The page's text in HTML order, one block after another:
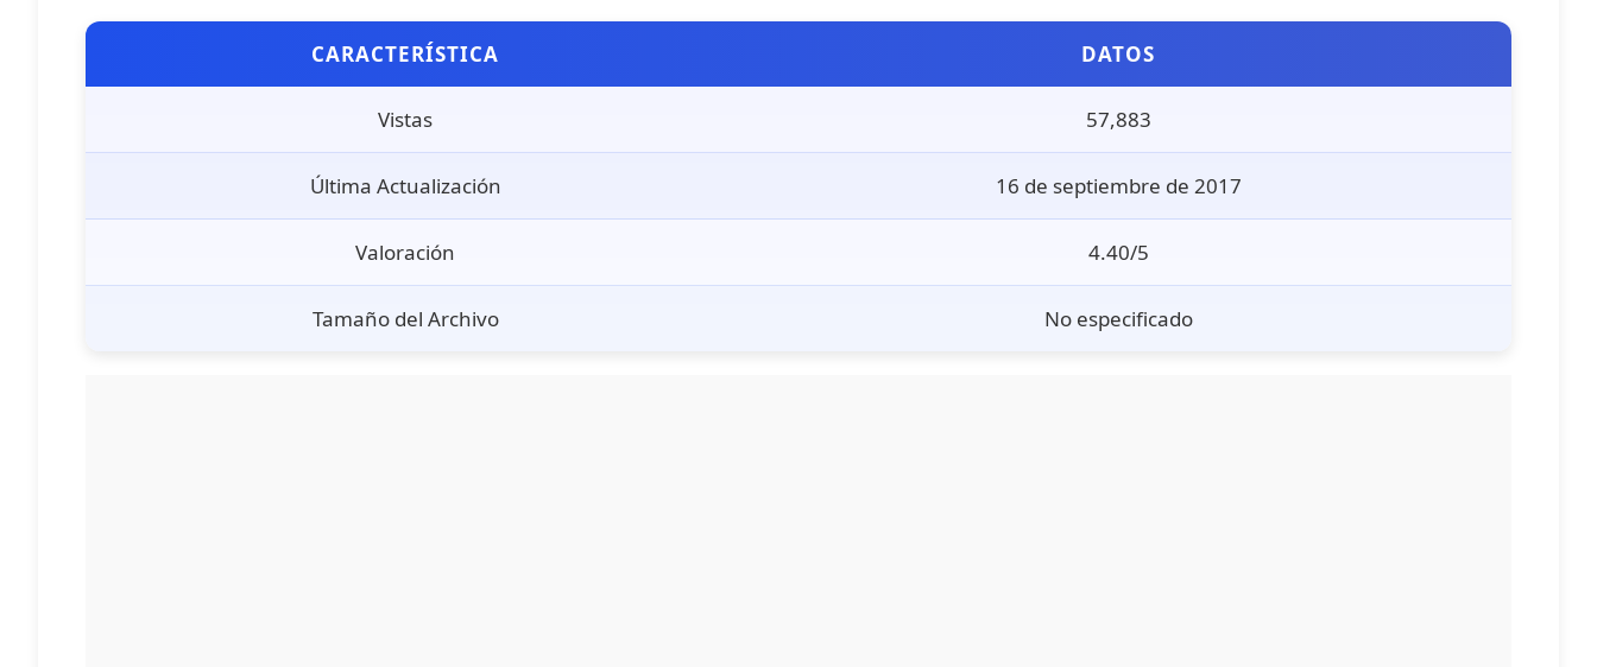
CARACTERÍSTICA DATOS
Vistas 57,883
Última Actualización 16 de septiembre de 2017
Valoración 4.40/5
Tamaño del Archivo No especificado